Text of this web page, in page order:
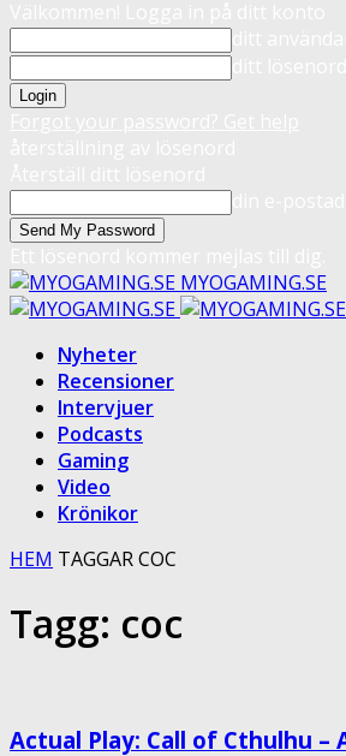
MYOGAMING.SE
Nyheter
Recensioner
Intervjuer
Podcasts
Gaming
Video
Krönikor
HEM TAGGARCOC
Tagg: coc
Actual Play: Call of Cthulhu –